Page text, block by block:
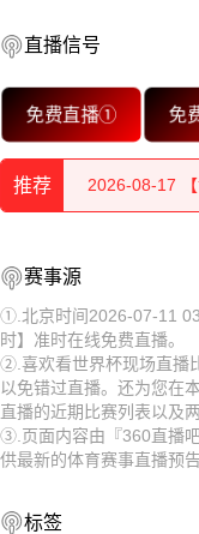
直播信号
免费直播① 免
推荐
2026-08-18
2026-08-17
2026-08-17 【
2026-08-17
2026-08-17
2026-08-17 【
2026-08-17
2026-08-17
赛事源
①.北京时间2026-07-11
时】准时在线免费直播。
②.喜欢看世界杯现场直播
以免错过直播。还为您在
直播的近期比赛列表以及
③.页面内容由『360直播
供最新的体育赛事直播预
标签